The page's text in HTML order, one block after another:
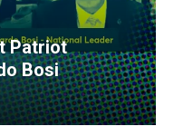
Patriot
Bosi